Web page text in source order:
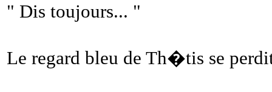
" Dis toujours... "
Le regard bleu de Th�tis se